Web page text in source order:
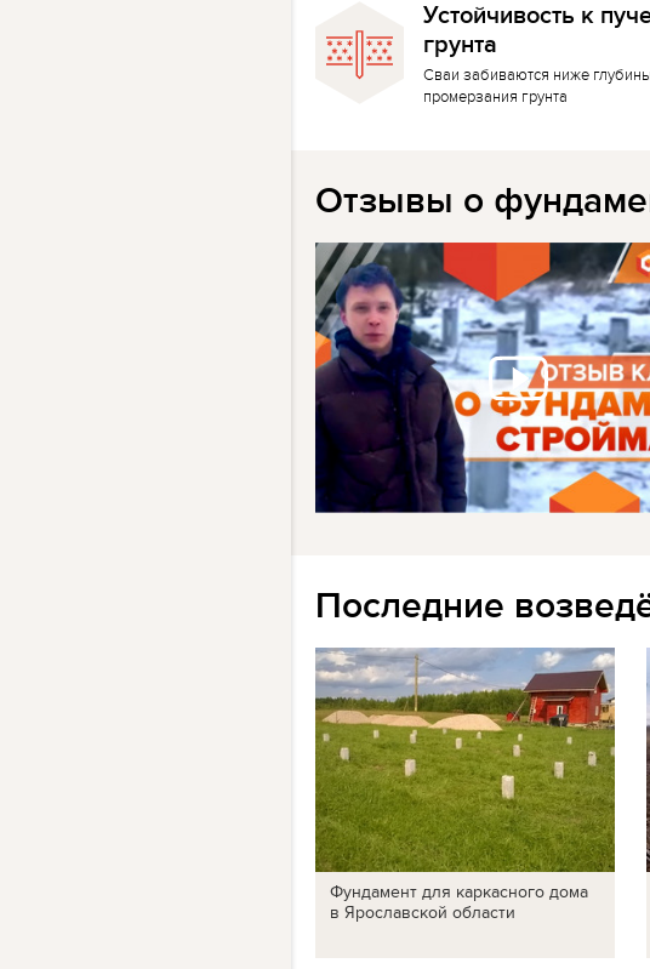
Устойчивость к
грунта
Сваи забиваются ниже глубины
промерзания грунта
Отзывы о
Последние
Фундамент для каркасного дома
в Ярославской области